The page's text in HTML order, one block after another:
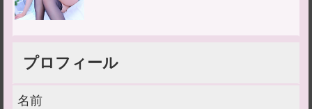
プロフィール
名前